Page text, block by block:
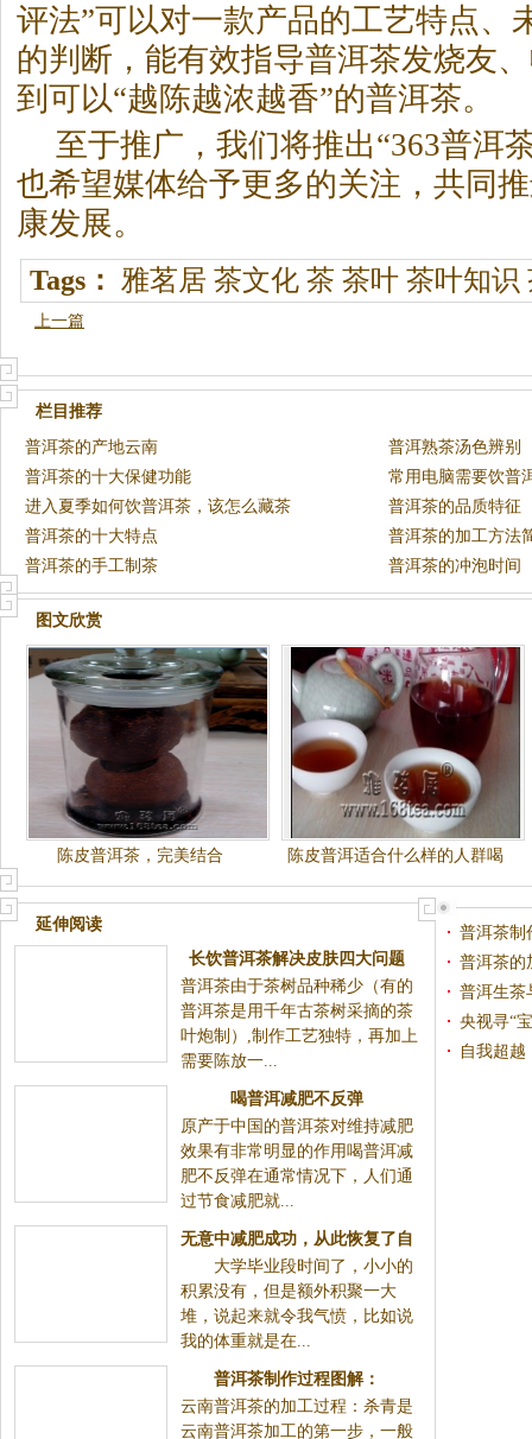
评法”可以对一款产品的工艺特点、
的判断，能有效指导普洱茶发烧友
到可以“越陈越浓越香”的普洱茶。
至于推广，我们将推出“363普洱
也希望媒体给予更多的关注，共同
康发展。
Tags： 雅茗居 茶文化 茶 茶叶 茶叶知识
上一篇
栏目推荐
普洱茶的产地云南
普洱熟茶汤色辨别
普洱茶的十大保健功能
常用电脑需要饮普
进入夏季如何饮普洱茶，该怎么藏茶
普洱茶的品质特征
普洱茶的十大特点
普洱茶的加工方法
普洱茶的手工制茶
普洱茶的冲泡时间
图文欣赏
陈皮普洱茶，完美结合
陈皮普洱适合什么样的人群喝
最好？
延伸阅读
长饮普洱茶解决皮肤四大问题
普洱茶由于茶树品种稀少（有的
普洱茶是用千年古茶树采摘的茶
叶炮制）,制作工艺独特，再加上
需要陈放一...
喝普洱减肥不反弹
原产于中国的普洱茶对维持减肥
效果有非常明显的作用喝普洱减
肥不反弹在通常情况下，人们通
过节食减肥就...
无意中减肥成功，从此恢复了自
信！
大学毕业段时间了，小小的
积累没有，但是额外积聚一大
堆，说起来就令我气愤，比如说
我的体重就是在...
普洱茶制作过程图解：
云南普洱茶的加工过程：杀青是
云南普洱茶加工的第一步，一般
普洱茶制
普洱茶的
普洱生茶
央视寻“
青铜器
自我超越